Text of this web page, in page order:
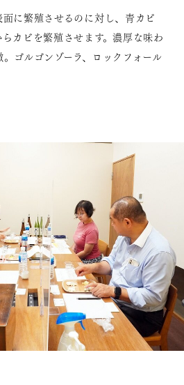
に繁殖させるのに対し、青カビ
カビを繁殖させます。濃厚な味わ
ゴルゴンゾーラ、ロックフォール